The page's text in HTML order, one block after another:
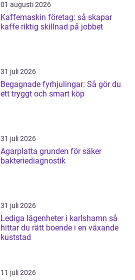
01 augusti 2026
Kaffemaskin företag: så skapar
kaffe riktig skillnad på jobbet
31 juli 2026
Begagnade fyrhjulingar: Så gör du
ett tryggt och smart köp
31 juli 2026
Agarplatta grunden för säker
bakteriediagnostik
31 juli 2026
Lediga lägenheter i karlshamn så
hittar du rätt boende i en växande
kuststad
11 juli 2026